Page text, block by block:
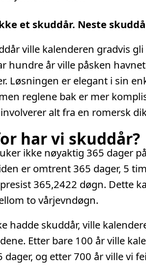
et skuddår. Neste
ville kalenderen gradvis
hundre år ville påsken
Løsningen er elegant i sin
reglene bak er mer
alt fra en romersk
har vi skuddår?
ikke nøyaktig 365 dager
er omtrent 365 dager, 5
365,2422 døgn. Dette
to vårjevndøgn.
hadde skuddår, ville
Etter bare 100 år ville
dager, og etter 700 år ville vi